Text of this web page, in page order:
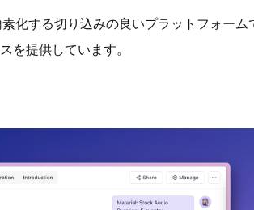
化する切り込みの良いプラットフォーム
を提供しています。